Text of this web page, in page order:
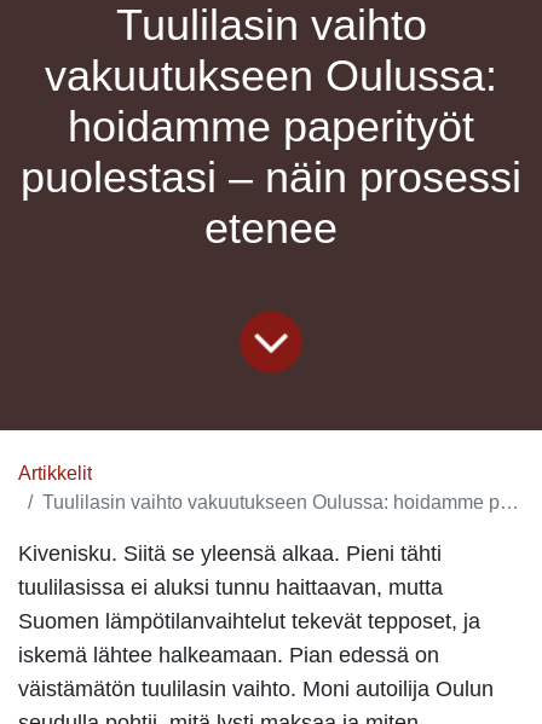
Tuulilasin vaihto
vakuutukseen Oulussa:
hoidamme paperityöt
puolestasi – näin prosessi
etenee
Artikkelit
Tuulilasin vaihto vakuutukseen Oulussa: hoidamme paperityöt puolestasi – näin prosessi etenee
Kivenisku. Siitä se yleensä alkaa. Pieni tähti
tuulilasissa ei aluksi tunnu haittaavan, mutta
Suomen lämpötilanvaihtelut tekevät tepposet, ja
iskemä lähtee halkeamaan. Pian edessä on
väistämätön tuulilasin vaihto. Moni autoilija Oulun